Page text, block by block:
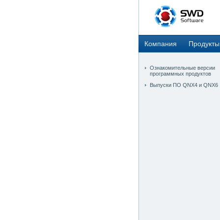
Компания Продукты
Ознакомительные версии
программных продуктов
Выпуски ПО QNX4 и QNX6